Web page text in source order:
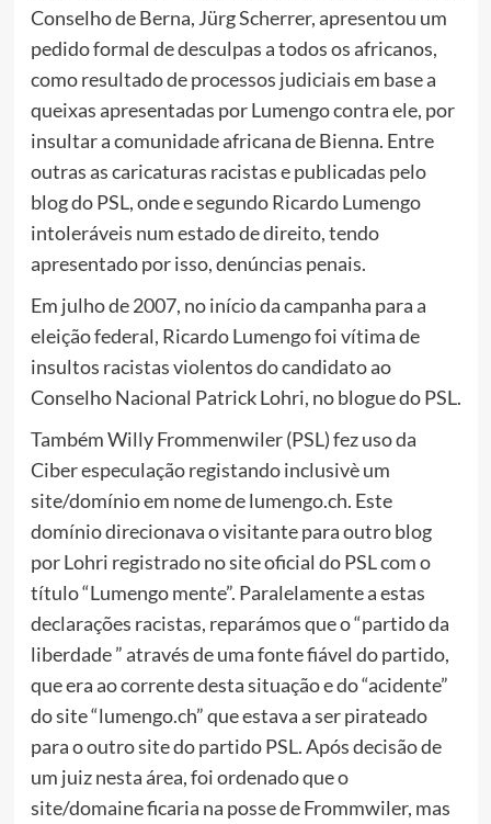
Conselho de Berna, Jürg Scherrer, apresentou um
pedido formal de desculpas a todos os africanos,
como resultado de processos judiciais em base a
queixas apresentadas por Lumengo contra ele, por
insultar a comunidade africana de Bienna. Entre
outras as caricaturas racistas e publicadas pelo
blog do PSL, onde e segundo Ricardo Lumengo
intoleráveis num estado de direito, tendo
apresentado por isso, denúncias penais.
Em julho de 2007, no início da campanha para a
eleição federal, Ricardo Lumengo foi vítima de
insultos racistas violentos do candidato ao
Conselho Nacional Patrick Lohri, no blogue do PSL.
Também Willy Frommenwiler (PSL) fez uso da
Ciber especulação registando inclusivè um
site/domínio em nome de lumengo.ch. Este
domínio direcionava o visitante para outro blog
por Lohri registrado no site oficial do PSL com o
título “Lumengo mente”. Paralelamente a estas
declarações racistas, reparámos que o “partido da
liberdade ” através de uma fonte fiável do partido,
que era ao corrente desta situação e do “acidente”
do site “lumengo.ch” que estava a ser pirateado
para o outro site do partido PSL. Após decisão de
um juiz nesta área, foi ordenado que o
site/domaine ficaria na posse de Frommwiler, mas